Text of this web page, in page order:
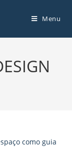
Menu